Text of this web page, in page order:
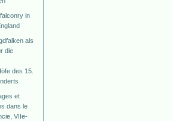
in
als
die
des 15.
et
dans le
VIIe-